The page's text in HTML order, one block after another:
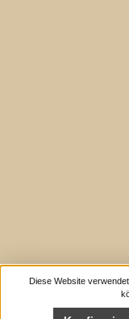
Diese Website